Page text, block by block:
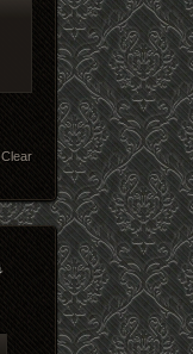
Clear